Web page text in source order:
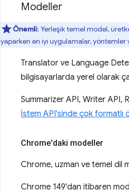
Modeller
Önemli: Yerleşik temel model,
yaparken en iyi uygulamalar, yöntemler
Translator ve Language
bilgisayarlarda yerel olarak
Summarizer API, Writer API,
İstem API'sinde çok formatlı
Chrome'daki modeller
Chrome, uzman ve temel dil
Chrome 149'dan itibaren